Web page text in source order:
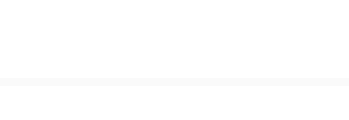
видимость морщин.